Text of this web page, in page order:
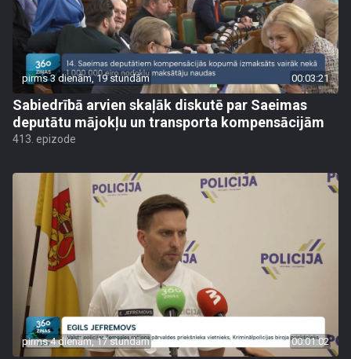
pirms 3 dienām, 19 stundām 00:03:21
Sabiedrībā arvien skaļāk diskutē par Saeimas
deputātu mājokļu un transporta kompensācijām
413. epizode
pirms 4 dienām, 17 stundām 00:01:02